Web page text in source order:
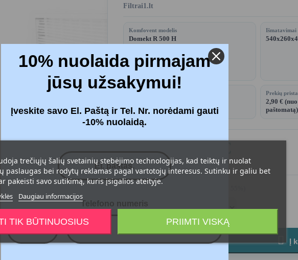
Filtrai1.lt
Komfovent modelis
Domekt R 500 H
Domekt R 700 H
Domekt R 700 V
Domekt R 900 V
Išmatavimai
Komplektą sudaro Prekių
2,90 €
paštomatą)
Kaina:
Su mokesčiais
   Į
trečiųjų šalių svetainių stebėjimo technologijas, kad teiktų ir nuolat
paslaugas bei rodytų reklamas pagal vartotojų interesus. Sutinku ir galiu bet
pakeisti savo sutikimą, kuris įsigalios ateityje.
Daugiau informacijos
TIK BŪTINUOSIUS PRIIMTI VISKĄ
10% nuolaida pirmajam
jūsų užsakymui!
Įveskite savo El. Paštą ir Tel. Nr. norėdami gauti
-10% nuolaidą.
Telefono numeris